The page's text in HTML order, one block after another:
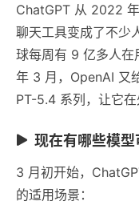
ChatGPT 从 2022
聊天工具变成了不少
球每周有 9 亿多人在
年 3 月，OpenAI 又
PT-5.4 系列，让它在
现在有哪些模型
3 月初开始，
的适用场景：